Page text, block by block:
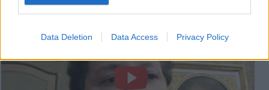
Data Deletion Data Access Privacy Policy